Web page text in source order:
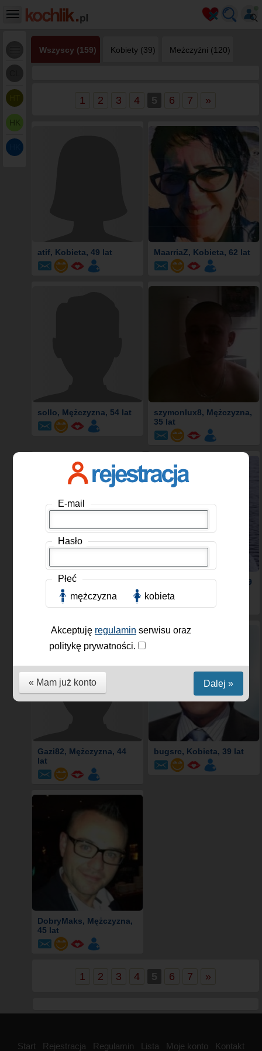
HK
Wszyscy (159) Kobiety (39) Meżczyźni (120)
1 2 3 4 5 6 7 »
atif, Kobieta, 49 lat MaarriaZ, Kobieta, 62 lat
sollo, Mężczyzna, 54 lat szymonlux8, Mężczyzna,
35 lat
Ula76, Kobieta, 50 lat lukozada, Mężczyzna, 39
lat
Gazi82, Mężczyzna, 44
lat
bugsrc, Kobieta, 39 lat
DobryMaks, Mężczyzna,
45 lat
1 2 3 4 5 6 7 »
Start Rejestracja Regulamin Lista Moje konto Kontakt
E-mail
Hasło
Płeć
mężczyzna
kobieta
Akceptuję regulamin serwisu oraz
politykę prywatności.
« Mam już konto Dalej »